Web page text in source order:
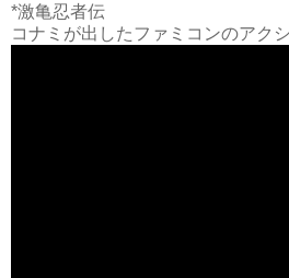
*激亀忍者伝
コナミが出したファミコンのアク